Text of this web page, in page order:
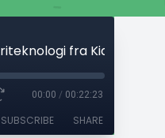
fra Kia
00:00 / 00:22:23
SUBSCRIBE SHARE